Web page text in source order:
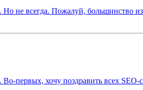
не всегда. Пожалуй, большинство
первых, хочу поздравить всех